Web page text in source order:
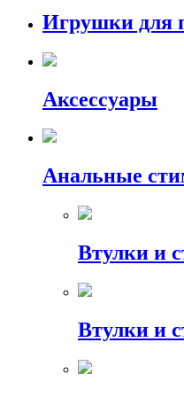
Игрушки для
Аксессуары
Анальные
Втулки и
Втулки и